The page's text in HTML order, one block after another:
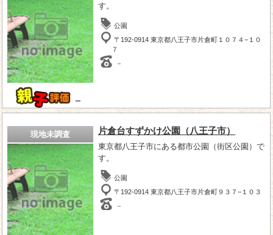
－
す。
公園
〒192-0914 東京都八王子市片倉町１０７４−１０
７
－
現地未調査 片倉台すずかけ公園（八王子市）
東京都八王子市にある都市公園（街区公園）で
す。
公園
〒192-0914 東京都八王子市片倉町９３７−１０３
－